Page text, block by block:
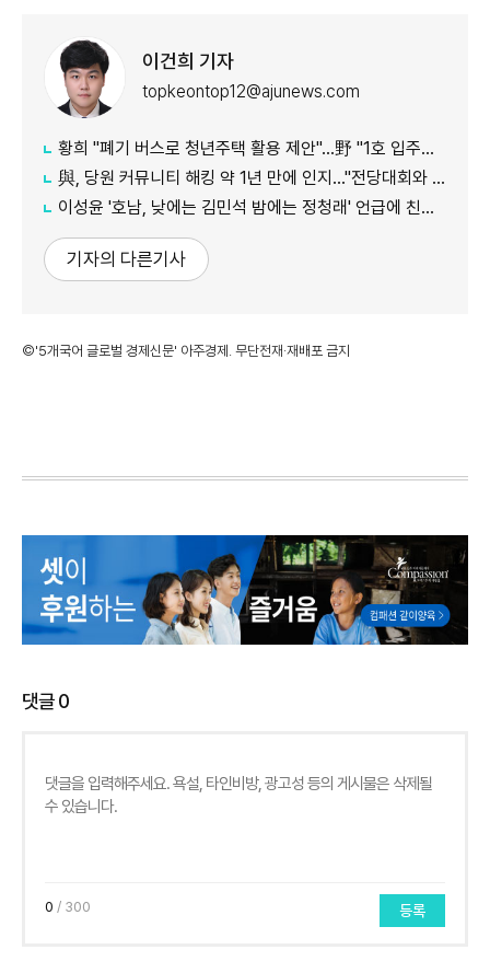
이건희 기자
topkeontop12@ajunews.com
황희 "폐기 버스로 청년주택 활용 제안"…野 "1호 입주하라"
與, 당원 커뮤니티 해킹 약 1년 만에 인지…"전당대회와 무관"
이성윤 '호남, 낮에는 김민석 밤에는 정청래' 언급에 친명계 반발…"한심한 수준"
기자의 다른기사
©'5개국어 글로벌 경제신문' 아주경제. 무단전재·재배포 금지
댓글0
0 / 300 등록